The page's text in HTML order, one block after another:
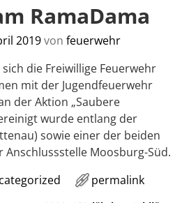
RamaDama
2019von feuerwehr
die Freiwillige Feuerwehr
mit der Jugendfeuerwehr
der Aktion „Saubere
wurde entlang der
sowie einer der beiden
Moosburg-Süd.
permalink